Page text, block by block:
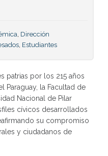
, Dirección
, Estudiantes
patrias por los 215 años
Paraguay, la Facultad de
Nacional de Pilar
cívicos desarrollados
su compromiso
y ciudadanos de